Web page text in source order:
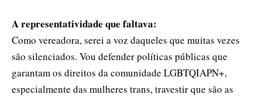
A representatividade que faltava:
Como vereadora, serei a voz daqueles que muitas vezes
são silenciados. Vou defender políticas públicas que
garantam os direitos da comunidade LGBTQIAPN+,
especialmente das mulheres trans, travestir que são as